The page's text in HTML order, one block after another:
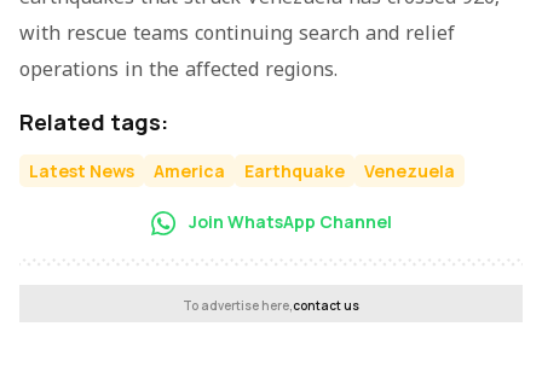
with rescue teams continuing search and relief
operations in the affected regions.
Related tags:
Latest News America Earthquake Venezuela
Join WhatsApp Channel
To advertise here,contact us